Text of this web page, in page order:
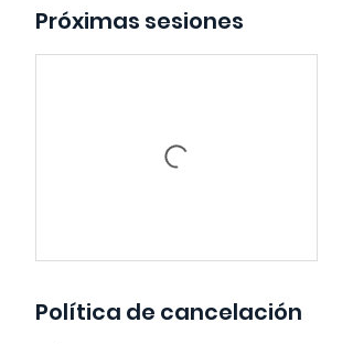
Próximas sesiones
Política de cancelación